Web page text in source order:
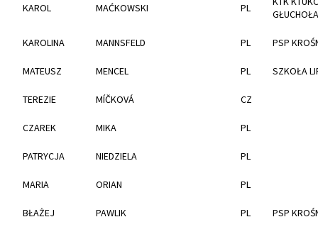
KAROL MAĆKOWSKI PL
KAROLINA MANNSFELD PL PSP
MATEUSZ MENCEL PL SZKOŁA
TEREZIE MÍČKOVÁ CZ
CZAREK MIKA PL
PATRYCJA NIEDZIELA PL
MARIA ORIAN PL
BŁAŻEJ PAWLIK PL PSP